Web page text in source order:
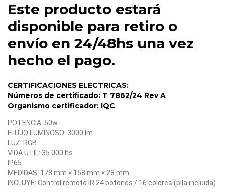
Este producto estará
disponible para retiro o
envío en 24/48hs una vez
hecho el pago.
CERTIFICACIONES ELECTRICAS:
Números de certificado: T 7862/24 Rev A
Organismo certificador: IQC
POTENCIA: 50w
FLUJO LUMINOSO: 3000 lm
LUZ: RGB
VIDA UTIL: 35.000 hs
IP65
MEDIDAS: 178 mm × 158 mm × 28 mm
INCLUYE: Control remoto IR 24 botones / 16 colores (pila incluida)